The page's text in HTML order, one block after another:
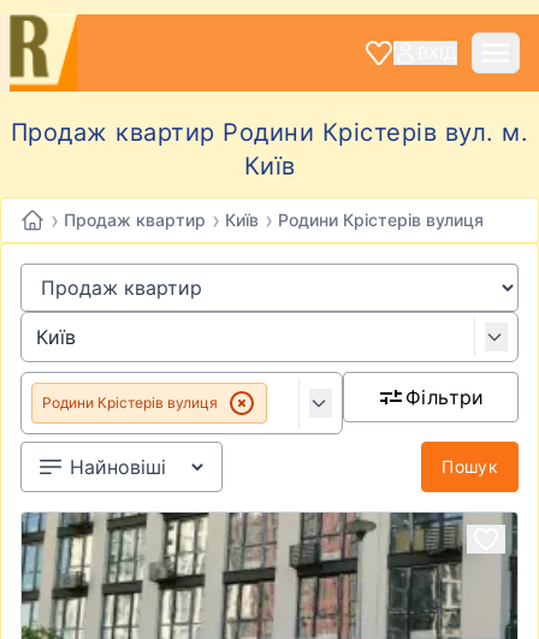
Продаж квартир Родини Крістерів вул. м.
Київ
› Продаж квартир › Київ › Родини Крістерів вулиця
Родини Крістерів вулиця Фільтри
Пошук